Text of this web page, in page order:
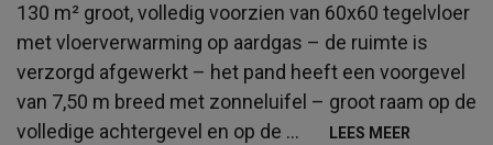
130 m² groot, volledig voorzien van 60x60 tegelvloer
met vloerverwarming op aardgas – de ruimte is
verzorgd afgewerkt – het pand heeft een voorgevel
van 7,50 m breed met zonneluifel – groot raam op de
volledige achtergevel en op de ... LEES MEER